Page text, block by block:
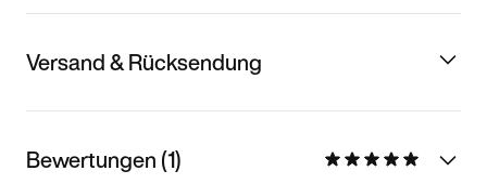
Versand & Rücksendung
Bewertungen (1)